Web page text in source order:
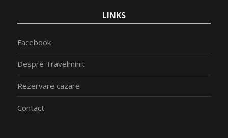
LINKS
Facebook
Despre Travelminit
Rezervare cazare
Contact